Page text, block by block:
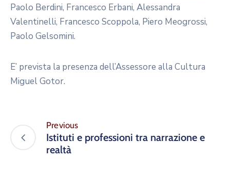
Paolo Berdini, Francesco Erbani, Alessandra
Valentinelli, Francesco Scoppola, Piero Meogrossi,
Paolo Gelsomini.
E’ prevista la presenza dell’Assessore alla Cultura
Miguel Gotor.
Previous
Istituti e professioni tra narrazione e
realtà